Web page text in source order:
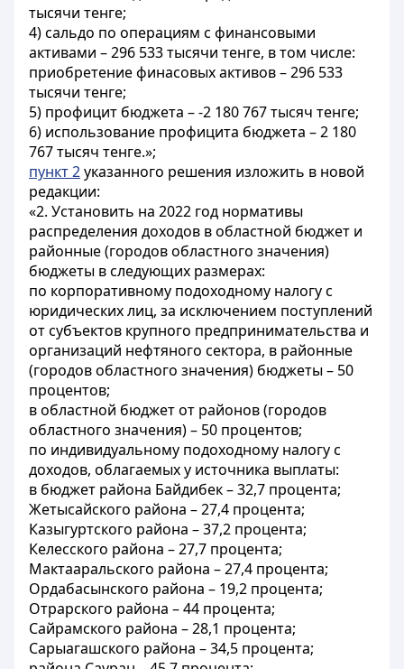
тысячи тенге;
4) сальдо по операциям с финансовыми
активами – 296 533 тысячи тенге, в том числе:
приобретение финасовых активов – 296 533
тысячи тенге;
5) профицит бюджета – -2 180 767 тысяч тенге;
6) использование профицита бюджета – 2 180
767 тысяч тенге.»;
пункт 2указанного решения изложить в новой
редакции:
«2. Установить на 2022 год нормативы
распределения доходов в областной бюджет и
районные (городов областного значения)
бюджеты в следующих размерах:
по корпоративному подоходному налогу с
юридических лиц, за исключением поступлений
от субъектов крупного предпринимательства и
организаций нефтяного сектора, в районные
(городов областного значения) бюджеты – 50
процентов;
в областной бюджет от районов (городов
областного значения) – 50 процентов;
по индивидуальному подоходному налогу с
доходов, облагаемых у источника выплаты:
в бюджет района Байдибек – 32,7 процента;
Жетысайского района – 27,4 процента;
Казыгуртского района – 37,2 процента;
Келесского района – 27,7 процента;
Мактааральского района – 27,4 процента;
Ордабасынского района – 19,2 процента;
Отрарского района – 44 процента;
Сайрамского района – 28,1 процента;
Сарыагашского района – 34,5 процента;